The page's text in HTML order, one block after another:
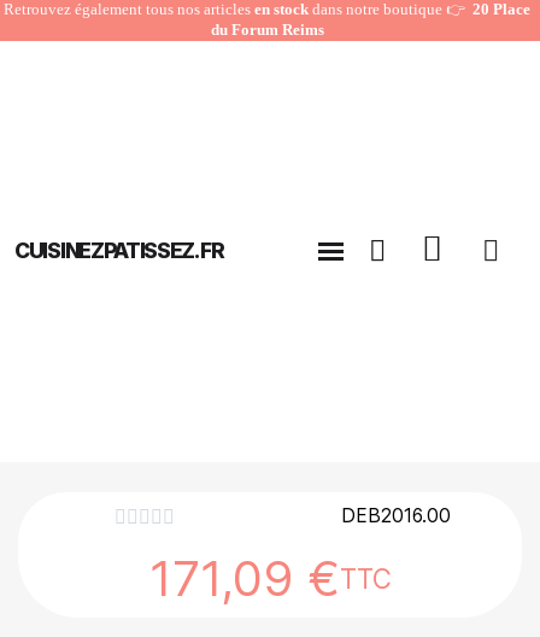
Retrouvez également tous nos articles en stock dans notre boutique 👉20 Place
du Forum Reims
CUISINEZPATISSEZ.FR
     DEB2016.00
171,09 €TTC